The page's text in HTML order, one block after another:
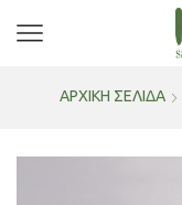
ΑΡΧΙΚΉ ΣΕΛΊΔΑ